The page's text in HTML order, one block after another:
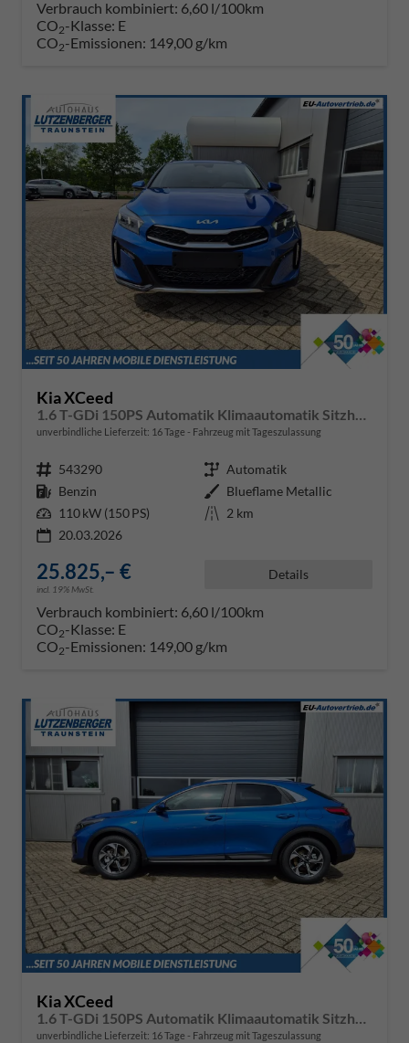
Verbrauch kombiniert: 6,60 l/100km
CO2-Klasse: E
CO2-Emissionen: 149,00 g/km
Kia XCeed
1.6 T-GDi 150PS Automatik Klimaautomatik Sitzheizung Lenkradheizung Navi PDC Rückf.Kamera abged.Scheiben Apple CarPlay Android Auto
unverbindliche Lieferzeit: 16 Tage Fahrzeug mit Tageszulassung
Fahrzeugnr. 543290 Getriebe Automatik
Kraftstoff Benzin Außenfarbe Blueflame Metallic
Leistung 110 kW (150 PS) Kilometerstand 2 km
20.03.2026
25.825,– €
incl. 19% MwSt.
Details
Verbrauch kombiniert: 6,60 l/100km
CO2-Klasse: E
CO2-Emissionen: 149,00 g/km
Kia XCeed
1.6 T-GDi 150PS Automatik Klimaautomatik Sitzheizung Lenkradheizung Navi PDC Rückf.Kamera abged.Scheiben Apple CarPlay Android Auto
unverbindliche Lieferzeit: 16 Tage Fahrzeug mit Tageszulassung